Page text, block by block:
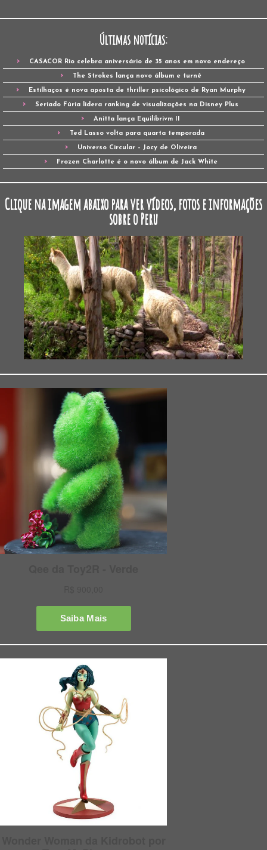
Últimas notícias:
CASACOR Rio celebra aniversário de 35 anos em novo endereço
The Strokes lança novo álbum e turnê
Estilhaços é nova aposta de thriller psicológico de Ryan Murphy
Seriado Fúria lidera ranking de visualizações na Disney Plus
Anitta lança Equilibrivm II
Ted Lasso volta para quarta temporada
Universo Circular – Jocy de Oliveira
Frozen Charlotte é o novo álbum de Jack White
Clique na imagem abaixo para ver vídeos, fotos e informações
sobre o Peru